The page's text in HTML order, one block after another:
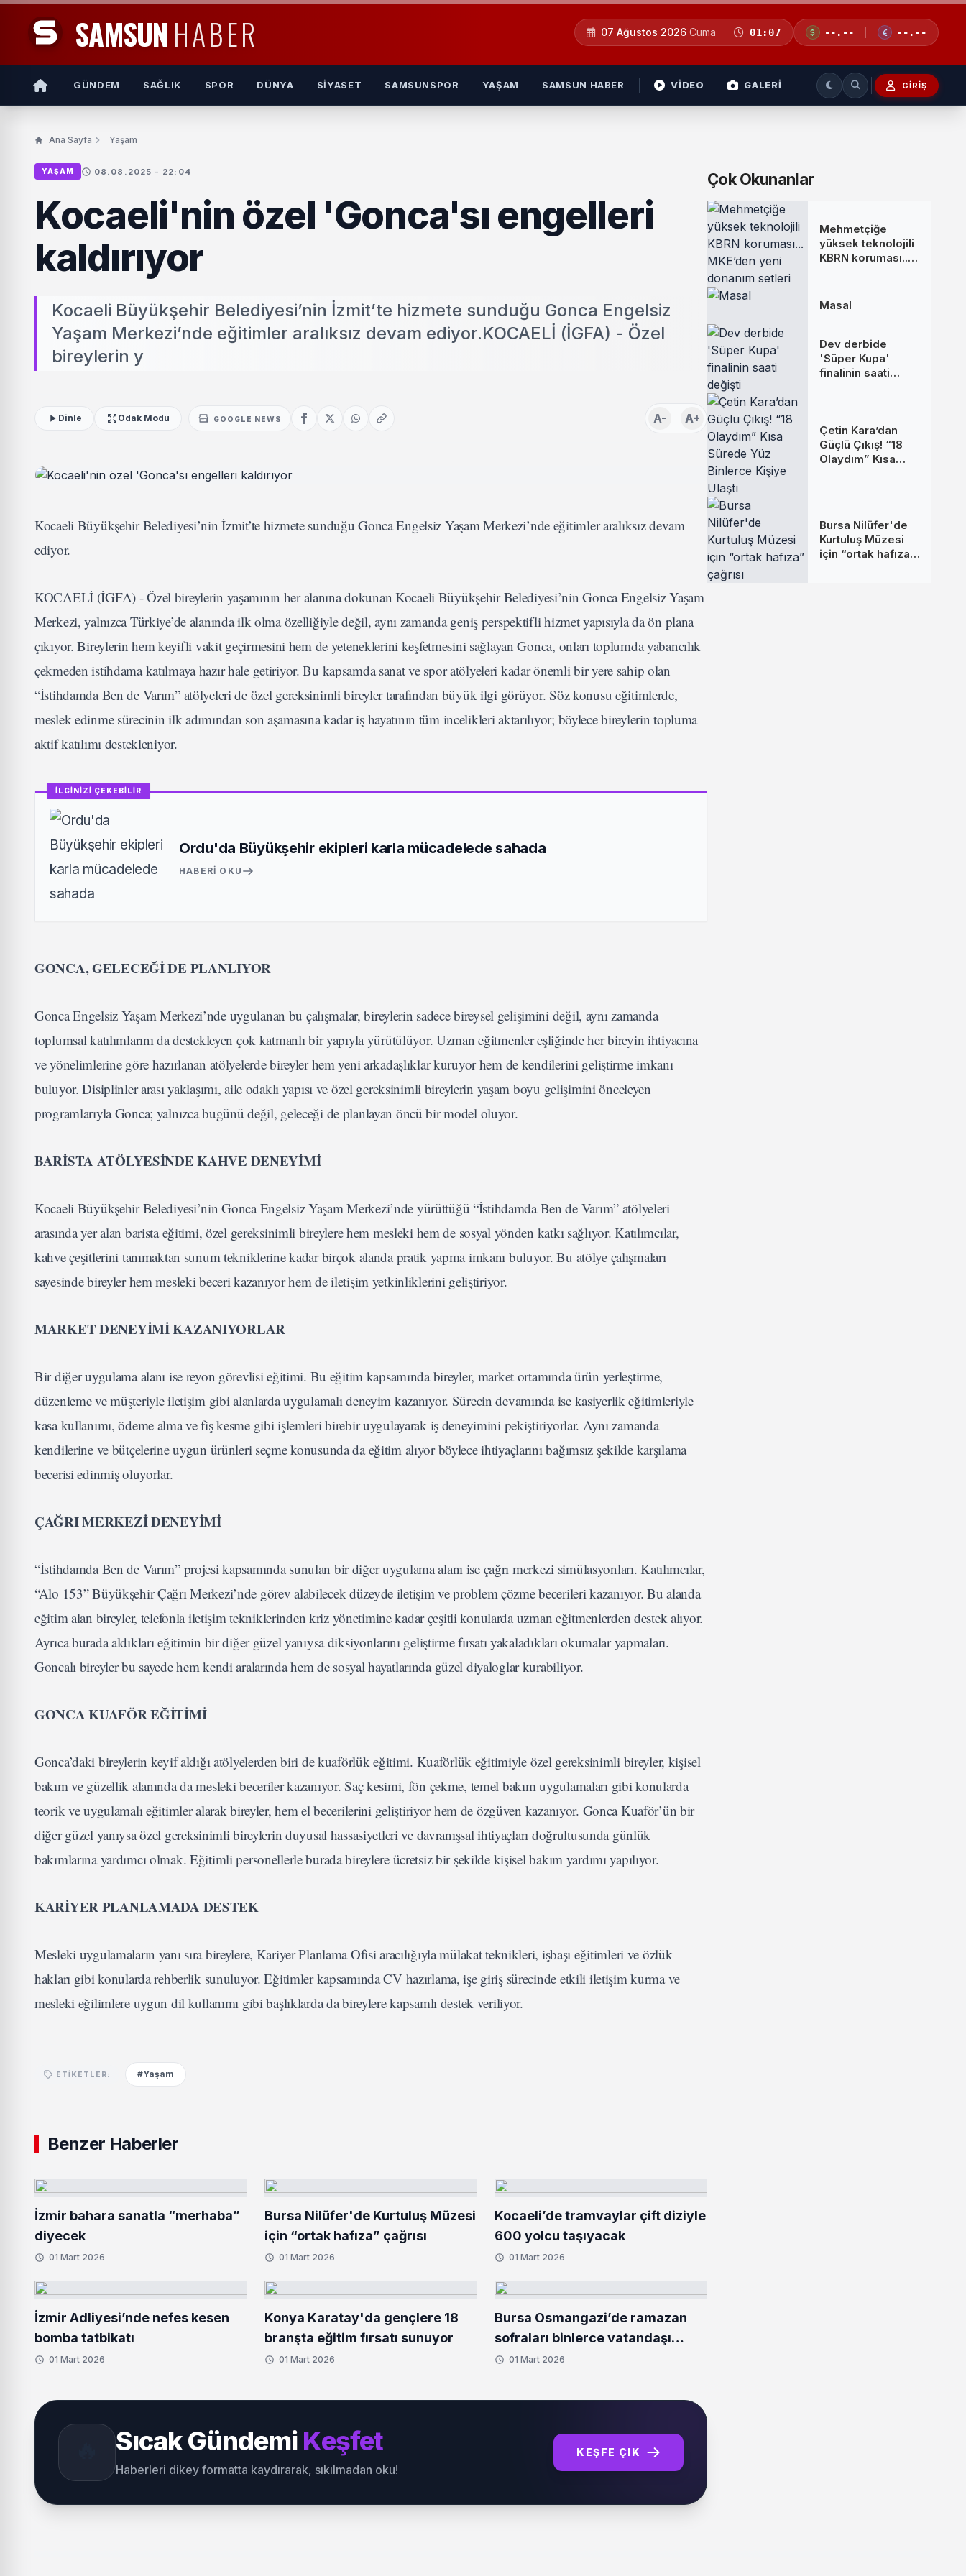
SAMSUN HABER 07 Ağustos 2026 Cuma 01:07 --.-- --.--
GÜNDEM SAĞLIK SPOR DÜNYA SIYASET SAMSUNSPOR YAŞAM SAMSUN HABER VİDEO GALERİ GIRIŞ
Ana Sayfa Yaşam
YAŞAM 08.08.2025 - 22:04
Kocaeli'nin özel 'Gonca'sı engelleri
kaldırıyor
Kocaeli Büyükşehir Belediyesi’nin İzmit’te hizmete sunduğu Gonca Engelsiz
Yaşam Merkezi’nde eğitimler aralıksız devam ediyor.KOCAELİ (İGFA) - Özel
bireylerin y
Dinle Odak Modu GOOGLE NEWS A- A+
Kocaeli Büyükşehir Belediyesi’nin İzmit’te hizmete sunduğu Gonca Engelsiz Yaşam Merkezi’nde eğitimler aralıksız devam
ediyor.
KOCAELİ (İGFA) - Özel bireylerin yaşamının her alanına dokunan Kocaeli Büyükşehir Belediyesi’nin Gonca Engelsiz Yaşam
Merkezi, yalnızca Türkiye’de alanında ilk olma özelliğiyle değil, aynı zamanda geniş perspektifli hizmet yapısıyla da ön plana
çıkıyor. Bireylerin hem keyifli vakit geçirmesini hem de yeteneklerini keşfetmesini sağlayan Gonca, onları toplumda yabancılık
çekmeden istihdama katılmaya hazır hale getiriyor. Bu kapsamda sanat ve spor atölyeleri kadar önemli bir yere sahip olan
“İstihdamda Ben de Varım” atölyeleri de özel gereksinimli bireyler tarafından büyük ilgi görüyor. Söz konusu eğitimlerde,
meslek edinme sürecinin ilk adımından son aşamasına kadar iş hayatının tüm incelikleri aktarılıyor; böylece bireylerin topluma
aktif katılımı destekleniyor.
İLGİNİZİ ÇEKEBİLİR
Ordu'da Büyükşehir ekipleri karla mücadelede sahada
HABERI OKU
GONCA, GELECEĞİ DE PLANLIYOR
Gonca Engelsiz Yaşam Merkezi’nde uygulanan bu çalışmalar, bireylerin sadece bireysel gelişimini değil, aynı zamanda
toplumsal katılımlarını da destekleyen çok katmanlı bir yapıyla yürütülüyor. Uzman eğitmenler eşliğinde her bireyin ihtiyacına
ve yönelimlerine göre hazırlanan atölyelerde bireyler hem yeni arkadaşlıklar kuruyor hem de kendilerini geliştirme imkanı
buluyor. Disiplinler arası yaklaşımı, aile odaklı yapısı ve özel gereksinimli bireylerin yaşam boyu gelişimini önceleyen
programlarıyla Gonca; yalnızca bugünü değil, geleceği de planlayan öncü bir model oluyor.
BARİSTA ATÖLYESİNDE KAHVE DENEYİMİ
Kocaeli Büyükşehir Belediyesi’nin Gonca Engelsiz Yaşam Merkezi’nde yürüttüğü “İstihdamda Ben de Varım” atölyeleri
arasında yer alan barista eğitimi, özel gereksinimli bireylere hem mesleki hem de sosyal yönden katkı sağlıyor. Katılımcılar,
kahve çeşitlerini tanımaktan sunum tekniklerine kadar birçok alanda pratik yapma imkanı buluyor. Bu atölye çalışmaları
sayesinde bireyler hem mesleki beceri kazanıyor hem de iletişim yetkinliklerini geliştiriyor.
MARKET DENEYİMİ KAZANIYORLAR
Bir diğer uygulama alanı ise reyon görevlisi eğitimi. Bu eğitim kapsamında bireyler, market ortamında ürün yerleştirme,
düzenleme ve müşteriyle iletişim gibi alanlarda uygulamalı deneyim kazanıyor. Sürecin devamında ise kasiyerlik eğitimleriyle
kasa kullanımı, ödeme alma ve fiş kesme gibi işlemleri birebir uygulayarak iş deneyimini pekiştiriyorlar. Aynı zamanda
kendilerine ve bütçelerine uygun ürünleri seçme konusunda da eğitim alıyor böylece ihtiyaçlarını bağımsız şekilde karşılama
becerisi edinmiş oluyorlar.
ÇAĞRI MERKEZİ DENEYİMİ
“İstihdamda Ben de Varım” projesi kapsamında sunulan bir diğer uygulama alanı ise çağrı merkezi simülasyonları. Katılımcılar,
“Alo 153” Büyükşehir Çağrı Merkezi’nde görev alabilecek düzeyde iletişim ve problem çözme becerileri kazanıyor. Bu alanda
eğitim alan bireyler, telefonla iletişim tekniklerinden kriz yönetimine kadar çeşitli konularda uzman eğitmenlerden destek alıyor.
Ayrıca burada aldıkları eğitimin bir diğer güzel yanıysa diksiyonlarını geliştirme fırsatı yakaladıkları okumalar yapmaları.
Goncalı bireyler bu sayede hem kendi aralarında hem de sosyal hayatlarında güzel diyaloglar kurabiliyor.
GONCA KUAFÖR EĞİTİMİ
Gonca’daki bireylerin keyif aldığı atölyelerden biri de kuaförlük eğitimi. Kuaförlük eğitimiyle özel gereksinimli bireyler, kişisel
bakım ve güzellik alanında da mesleki beceriler kazanıyor. Saç kesimi, fön çekme, temel bakım uygulamaları gibi konularda
teorik ve uygulamalı eğitimler alarak bireyler, hem el becerilerini geliştiriyor hem de özgüven kazanıyor. Gonca Kuaför’ün bir
diğer güzel yanıysa özel gereksinimli bireylerin duyusal hassasiyetleri ve davranışsal ihtiyaçları doğrultusunda günlük
bakımlarına yardımcı olmak. Eğitimli personellerle burada bireylere ücretsiz bir şekilde kişisel bakım yardımı yapılıyor.
KARİYER PLANLAMADA DESTEK
Mesleki uygulamaların yanı sıra bireylere, Kariyer Planlama Ofisi aracılığıyla mülakat teknikleri, işbaşı eğitimleri ve özlük
hakları gibi konularda rehberlik sunuluyor. Eğitimler kapsamında CV hazırlama, işe giriş sürecinde etkili iletişim kurma ve
mesleki eğilimlere uygun dil kullanımı gibi başlıklarda da bireylere kapsamlı destek veriliyor.
ETIKETLER: #Yaşam
Benzer Haberler
İzmir bahara sanatla “merhaba”
diyecek
01 Mart 2026
Bursa Nilüfer'de Kurtuluş Müzesi
için “ortak hafıza” çağrısı
01 Mart 2026
Kocaeli’de tramvaylar çift diziyle
600 yolcu taşıyacak
01 Mart 2026
İzmir Adliyesi’nde nefes kesen
bomba tatbikatı
01 Mart 2026
Konya Karatay'da gençlere 18
branşta eğitim fırsatı sunuyor
01 Mart 2026
Bursa Osmangazi’de ramazan
sofraları binlerce vatandaşı
buluşturuyor
01 Mart 2026
Sıcak Gündemi Keşfet
Haberleri dikey formatta kaydırarak, sıkılmadan oku!
KEŞFE ÇIK
Çok Okunanlar
Mehmetçiğe
yüksek teknolojili
KBRN koruması...
Masal
Dev derbide
'Süper Kupa'
finalinin saati
Çetin Kara’dan
Güçlü Çıkış! “18
Olaydım” Kısa
Bursa Nilüfer'de
Kurtuluş Müzesi
için “ortak hafıza”